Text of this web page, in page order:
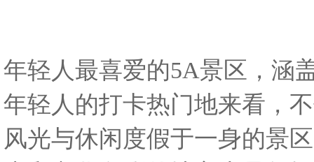
年轻人最喜爱的5A景区，涵
年轻人的打卡热门地来看，
风光与休闲度假于一身的景